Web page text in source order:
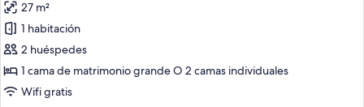
las
fotos
de
Habitación
estándar
27 m²
1 habitación
2 huéspedes
1 cama de matrimonio grande O 2 camas individuales
Wifi gratis